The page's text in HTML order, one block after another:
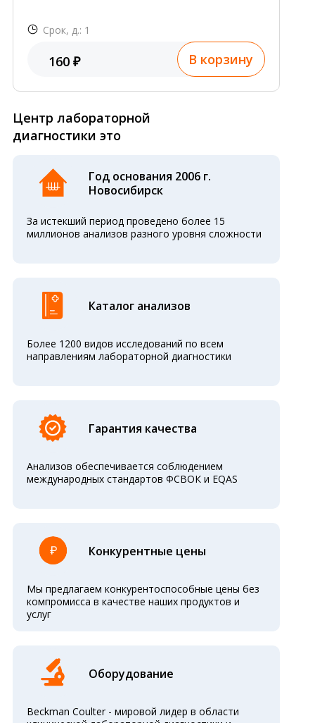
Срок, д.: 1
160 ₽ В корзину
Центр лабораторной
диагностики это
Год основания 2006 г.
Новосибирск
За истекший период проведено более 15
миллионов анализов разного уровня сложности
Каталог анализов
Более 1200 видов исследований по всем
направлениям лабораторной диагностики
Гарантия качества
Анализов обеспечивается соблюдением
международных стандартов ФСВОК и EQAS
Конкурентные цены
Мы предлагаем конкурентоспособные цены без
компромисса в качестве наших продуктов и
услуг
Оборудование
Beckman Coulter - мировой лидер в области